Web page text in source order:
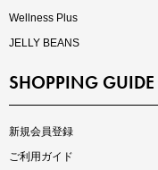
大人の着映えアイテム5選
Wellness Plus
JELLY BEANS
SHOPPING GUIDE
新規会員登録
ご利用ガイド